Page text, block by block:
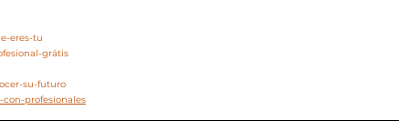
eres-tu
grátis
su-futuro
profesionales